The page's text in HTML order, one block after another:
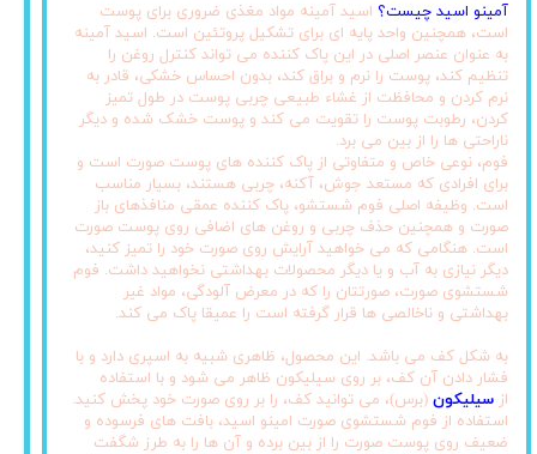
آمینو اسید چیست؟ اسید آمینه مواد مغذی ضروری برای پوست
است، همچنین واحد پایه ای برای تشکیل پروتئین است. اسید آمینه
به عنوان عنصر اصلی در این پاک کننده می تواند کنترل روغن را
تنظیم کند، پوست را نرم و براق کند، بدون احساس خشکی، قادر به
نرم کردن و محافظت از غشاء طبیعی چربی پوست در طول تمیز
کردن، رطوبت پوست را تقویت می کند و پوست خشک شده و دیگر
ناراحتی ها را از بین می برد.
فوم، نوعی خاص و متفاوتی از پاک کننده های پوست صورت است و
برای افرادی که مستعد جوش، آکنه، چربی هستند، بسیار مناسب
است. وظیفه اصلی فوم شستشو، پاک کننده عمقی منافذهای باز
صورت و همچنین حذف چربی و روغن های اضافی روی پوست صورت
است. هنگامی که می خواهید آرایش روی صورت خود را تمیز کنید،
دیگر نیازی به آب و یا دیگر محصولات بهداشتی نخواهید داشت. فوم
شستشوی صورت، صورتتان را که در معرض آلودگی، مواد غیر
بهداشتی و ناخالصی ها قرار گرفته است را عمیقا پاک می کند.
به شکل کف می باشد. این محصول، ظاهری شبیه به اسپری دارد و با
فشار دادن آن کف، بر روی سیلیکون ظاهر می شود و با استفاده
از سیلیکون (برس)، می توانید کف، را بر روی صورت خود پخش کنید.
استفاده از فوم شستشوی صورت امینو اسید، بافت های فرسوده و
ضعیف روی پوست صورت را از بین برده و آن ها را به طرز شگفت